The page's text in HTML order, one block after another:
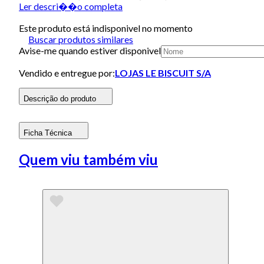
Ler descri��o completa
Este produto está indisponivel no momento
Buscar produtos similares
Avise-me quando estiver disponivel
Vendido e entregue por:LOJAS LE BISCUIT S/A
Descrição do produto
Ficha Técnica
Quem viu também viu